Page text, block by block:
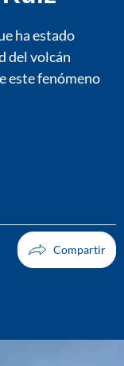
ha estado
del volcán
este fenómeno